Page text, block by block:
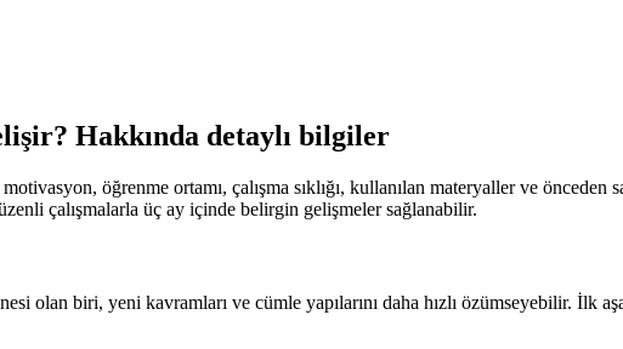
Hakkında detaylı bilgiler
öğrenme ortamı, çalışma sıklığı, kullanılan materyaller ve
çalışmalarla üç ay içinde belirgin gelişmeler sağlanabilir.
olan biri, yeni kavramları ve cümle yapılarını daha hızlı özümseyebilir. İlk